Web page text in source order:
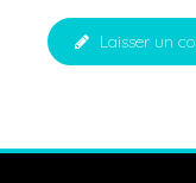
Laisser un